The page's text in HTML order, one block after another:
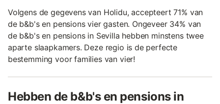
Volgens de gegevens van Holidu, accepteert 71% van
de b&b's en pensions vier gasten. Ongeveer 34% van
de b&b's en pensions in Sevilla hebben minstens twee
aparte slaapkamers. Deze regio is de perfecte
bestemming voor families van vier!
Hebben de b&b's en pensions in